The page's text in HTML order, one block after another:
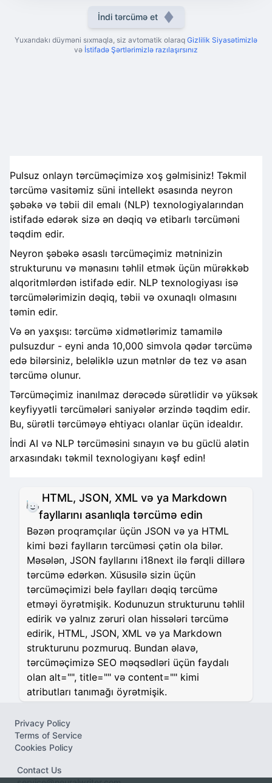
İndi tərcümə et
Yuxarıdakı düyməni sıxmaqla, siz avtomatik olaraq Gizlilik Siyasətimizlə
və İstifadə Şərtlərimizlə razılaşırsınız
Pulsuz onlayn tərcüməçimizə xoş gəlmisiniz! Təkmil
tərcümə vasitəmiz süni intellekt əsasında neyron
şəbəkə və təbii dil emalı (NLP) texnologiyalarından
istifadə edərək sizə ən dəqiq və etibarlı tərcüməni
təqdim edir.
Neyron şəbəkə əsaslı tərcüməçimiz mətninizin
strukturunu və mənasını təhlil etmək üçün mürəkkəb
alqoritmlərdən istifadə edir. NLP texnologiyası isə
tərcümələrimizin dəqiq, təbii və oxunaqlı olmasını
təmin edir.
Və ən yaxşısı: tərcümə xidmətlərimiz tamamilə
pulsuzdur - eyni anda 10,000 simvola qədər tərcümə
edə bilərsiniz, beləliklə uzun mətnlər də tez və asan
tərcümə olunur.
Tərcüməçimiz inanılmaz dərəcədə sürətlidir və yüksək
keyfiyyətli tərcümələri saniyələr ərzində təqdim edir.
Bu, sürətli tərcüməyə ehtiyacı olanlar üçün idealdır.
İndi AI və NLP tərcüməsini sınayın və bu güclü alətin
arxasındakı təkmil texnologiyanı kəşf edin!
HTML, JSON, XML və ya Markdown
fayllarını asanlıqla tərcümə edin
Bəzən proqramçılar üçün JSON və ya HTML
kimi bəzi faylların tərcüməsi çətin ola bilər.
Məsələn, JSON fayllarını i18next ilə fərqli dillərə
tərcümə edərkən. Xüsusilə sizin üçün
tərcüməçimizi belə faylları dəqiq tərcümə
etməyi öyrətmişik. Kodunuzun strukturunu təhlil
edirik və yalnız zəruri olan hissələri tərcümə
edirik, HTML, JSON, XML və ya Markdown
strukturunu pozmuruq. Bundan əlavə,
tərcüməçimizə SEO məqsədləri üçün faydalı
olan alt="", title="" və content="" kimi
atributları tanımağı öyrətmişik.
Contact Us
Privacy Policy
Terms of Service
Cookies Policy